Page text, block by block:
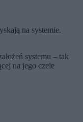
na systemie.
systemu – tak
na jego czele